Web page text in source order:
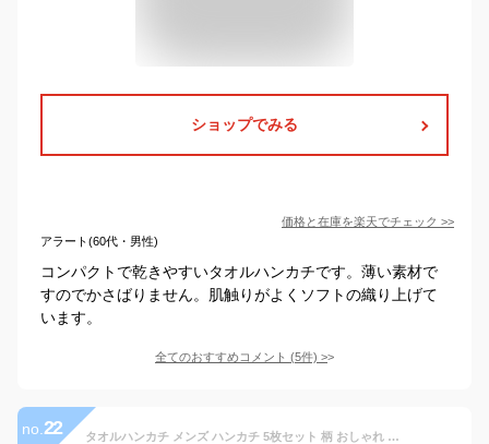
ショップでみる
価格と在庫を楽天でチェック >>
アラート(60代・男性)
コンパクトで乾きやすいタオルハンカチです。薄い素材で
すのでかさばりません。肌触りがよくソフトの織り上げて
います。
全てのおすすめコメント (5件) >
no. 22 タオルハンカチ メンズ ハンカチ 5枚セット 柄 おしゃれ メンズハンカチ アイロン不要 男性 ハンカチギフト プチギフト タオル ハンカチタオル ハンドタオル おしゃれ 綿 コットン 25cm 速乾 ビジネス ハンカチセット ギフト